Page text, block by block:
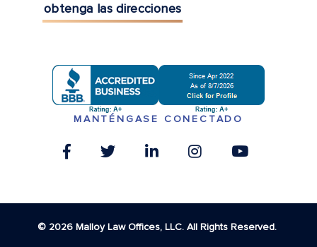
obtenga las direcciones
MANTÉNGASE CONECTADO
© 2026 Malloy Law Offices, LLC. All Rights Reserved.